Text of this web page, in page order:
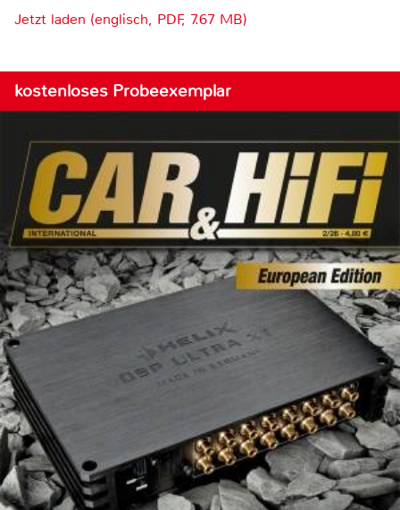
Jetzt laden (englisch, PDF, 7.67 MB)
kostenloses Probeexemplar